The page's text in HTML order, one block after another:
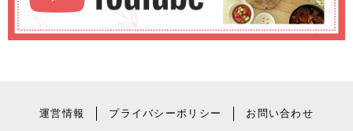
運営情報 プライバシーポリシー お問い合わせ